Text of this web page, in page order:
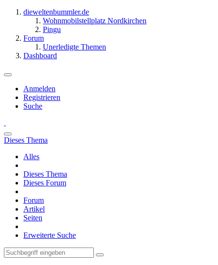
dieweltenbummler.de
Wohnmobilstellplatz Nordkirchen
Pingu
Forum
Unerledigte Themen
Dashboard
Anmelden
Registrieren
Suche
Dieses Thema
Alles
Dieses Thema
Dieses Forum
Forum
Artikel
Seiten
Erweiterte Suche